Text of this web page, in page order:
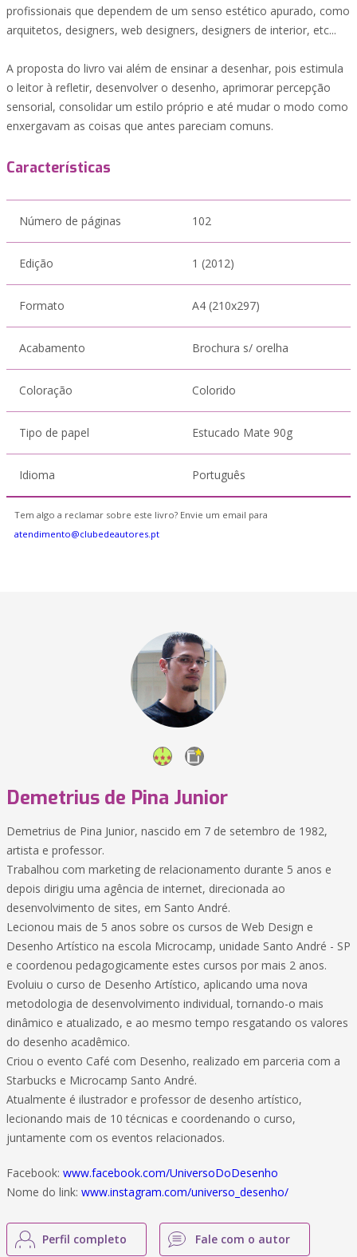
profissionais que dependem de um senso estético apurado, como
arquitetos, designers, web designers, designers de interior, etc...
A proposta do livro vai além de ensinar a desenhar, pois estimula
o leitor à refletir, desenvolver o desenho, aprimorar percepção
sensorial, consolidar um estilo próprio e até mudar o modo como
enxergavam as coisas que antes pareciam comuns.
Características
Número de páginas 102
Edição 1 (2012)
Formato A4 (210x297)
Acabamento Brochura s/ orelha
Coloração Colorido
Tipo de papel Estucado Mate 90g
Idioma Português
Tem algo a reclamar sobre este livro? Envie um email para
atendimento@clubedeautores.pt
Demetrius de Pina Junior
Demetrius de Pina Junior, nascido em 7 de setembro de 1982,
artista e professor.
Trabalhou com marketing de relacionamento durante 5 anos e
depois dirigiu uma agência de internet, direcionada ao
desenvolvimento de sites, em Santo André.
Lecionou mais de 5 anos sobre os cursos de Web Design e
Desenho Artístico na escola Microcamp, unidade Santo André - SP
e coordenou pedagogicamente estes cursos por mais 2 anos.
Evoluiu o curso de Desenho Artístico, aplicando uma nova
metodologia de desenvolvimento individual, tornando-o mais
dinâmico e atualizado, e ao mesmo tempo resgatando os valores
do desenho acadêmico.
Criou o evento Café com Desenho, realizado em parceria com a
Starbucks e Microcamp Santo André.
Atualmente é ilustrador e professor de desenho artístico,
lecionando mais de 10 técnicas e coordenando o curso,
juntamente com os eventos relacionados.
Facebook: www.facebook.com/UniversoDoDesenho
Nome do link: www.instagram.com/universo_desenho/
Perfil completo Fale com o autor